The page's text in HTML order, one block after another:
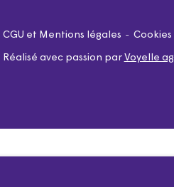
CGU et Mentions légales Cookies
Réalisé avec passion par Voyelle